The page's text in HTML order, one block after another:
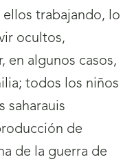
trabajando, lo
ocultos,
en algunos casos,
todos los niños
saharauis
de
de la guerra de